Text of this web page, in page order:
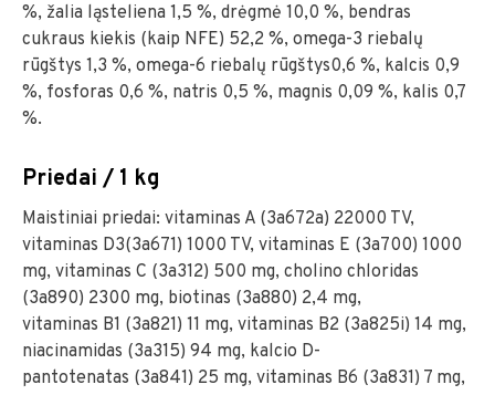
%, žalia ląsteliena 1,5 %, drėgmė 10,0 %, bendras
cukraus kiekis (kaip NFE) 52,2 %, omega-3 riebalų
rūgštys 1,3 %, omega-6 riebalų rūgštys0,6 %, kalcis 0,9
%, fosforas 0,6 %, natris 0,5 %, magnis 0,09 %, kalis 0,7
%.
Priedai / 1 kg
Maistiniai priedai: vitaminas A (3a672a) 22000 TV,
vitaminas D3(3a671) 1000 TV, vitaminas E (3a700) 1000
mg, vitaminas C (3a312) 500 mg, cholino chloridas
(3a890) 2300 mg, biotinas (3a880) 2,4 mg,
vitaminas B1 (3a821) 11 mg, vitaminas B2 (3a825i) 14 mg,
niacinamidas (3a315) 94 mg, kalcio D-
pantotenatas (3a841) 25 mg, vitaminas B6 (3a831) 7 mg,